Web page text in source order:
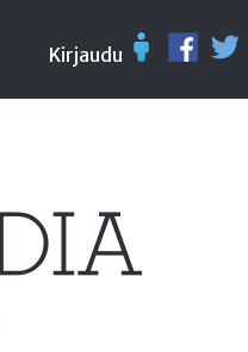
Kirjaudu